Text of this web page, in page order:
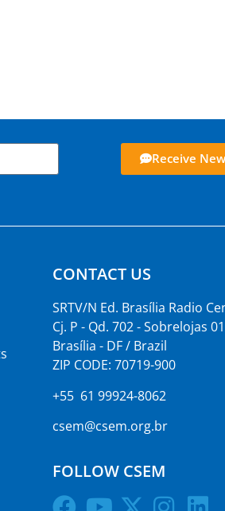
Receive
CONTACT US
SRTV/N Ed. Brasília Radio
Cj. P - Qd. 702 - Sobrelojas
Brasília - DF / Brazil
ZIP CODE: 70719-900
+55 61 99924-8062
csem@csem.org.br
FOLLOW CSEM